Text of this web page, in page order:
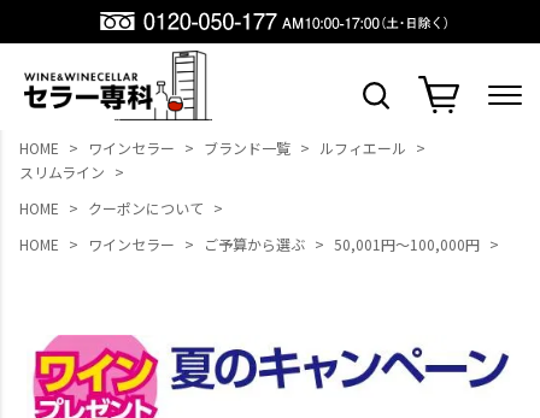
HOME ワインセラー ブランド一覧
ルフィエール
スリムライン
HOME
クーポンについて
HOME
ワインセラー ご予算から選ぶ 50,001円～100,000円